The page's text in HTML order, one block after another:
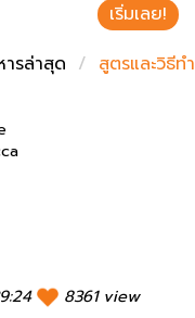
เริ่มเลย!
รล่าสุด สูตรและวิธีทำ
8361 view